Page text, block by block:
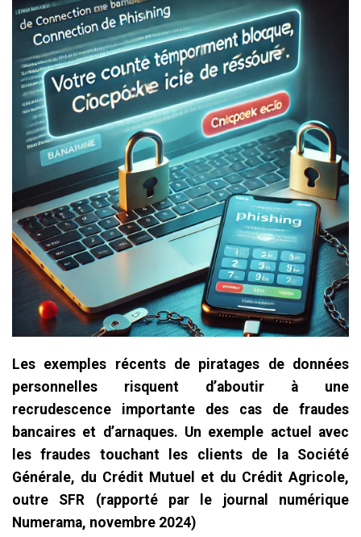
Les exemples récents de piratages de données
personnelles risquent d’aboutir à une
recrudescence importante des cas de fraudes
bancaires et d’arnaques. Un exemple actuel avec
les fraudes touchant les clients de la Société
Générale, du Crédit Mutuel et du Crédit Agricole,
outre SFR (rapporté par le journal numérique
Numerama, novembre 2024)